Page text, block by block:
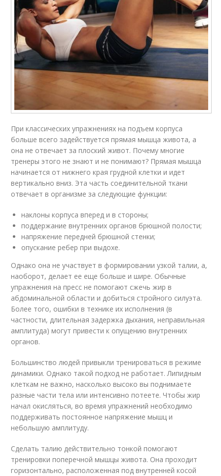
При классических упражнениях на подъем корпуса
больше всего задействуется прямая мышца живота, а
она не отвечает за плоский живот. Почему многие
тренеры этого не знают и не понимают? Прямая мышца
начинается от нижнего края грудной клетки и идет
вертикально вниз. Эта часть соединительной ткани
отвечает в организме за следующие функции:
наклоны корпуса вперед и в стороны;
поддержание внутренних органов брюшной полости;
напряжение передней брюшной стенки;
опускание ребер при выдохе.
Однако она не участвует в формировании узкой талии, а,
наоборот, делает ее еще больше и шире. Обычные
упражнения на пресс не помогают сжечь жир в
абдоминальной области и добиться стройного силуэта.
Более того, ошибки в технике их исполнения (в
частности, длительная задержка дыхания, неправильная
амплитуда) могут привести к опущению внутренних
органов.
Большинство людей привыкли тренироваться в режиме
динамики. Однако такой подход не работает. Липидным
клеткам не важно, насколько высоко вы поднимаете
разные части тела или интенсивно потеете. Чтобы жир
начал окисляться, во время упражнений необходимо
поддерживать постоянное напряжение мышц и
небольшую амплитуду.
Сделать талию действительно тонкой помогают
тренировки поперечной мышцы живота. Она проходит
горизонтально, расположенная под внутренней косой